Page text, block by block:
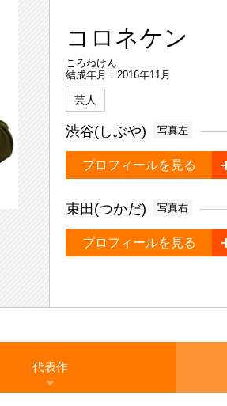
コロネケン
ころねけん
結成年月：2016年11月
芸人
渋谷(しぶや) 写真左
プロフィールを見る
束田(つかだ) 写真右
プロフィールを見る
代表作